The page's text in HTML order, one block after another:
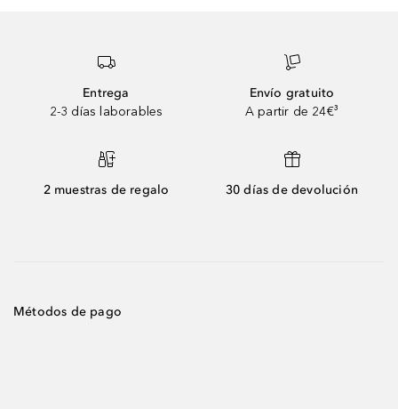
Entrega
2-3 días laborables
Envío gratuito
A partir de 24€³
2 muestras de regalo 30 días de devolución
Métodos de pago